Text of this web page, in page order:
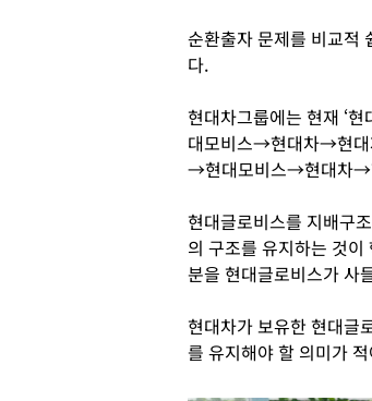
순환출자 문제를 비교적
다.
현대차그룹에는 현재 ‘
대모비스→현대차→현대
→현대모비스→현대차→
현대글로비스를 지배구
의 구조를 유지하는 것
분을 현대글로비스가 사
현대차가 보유한 현대글
를 유지해야 할 의미가